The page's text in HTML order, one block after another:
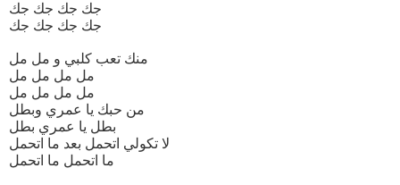
جك جك جك جك
جك جك جك جك
منك تعب كلبي و مل مل
مل مل مل مل
مل مل مل مل
من حبك يا عمري وبطل
بطل يا عمري بطل
لا تكولي اتحمل بعد ما اتحمل
ما اتحمل ما اتحمل